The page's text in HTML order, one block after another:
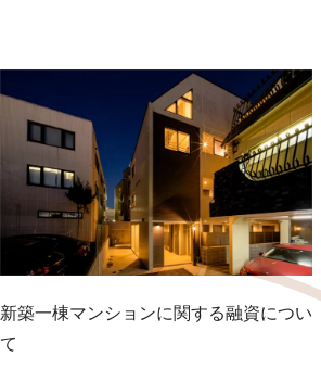
新築一棟マンションに関する融資につい
て